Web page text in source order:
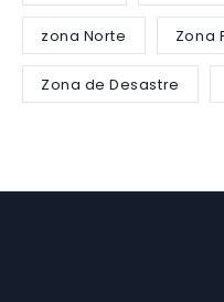
zona Norte Zona
Zona de Desastre